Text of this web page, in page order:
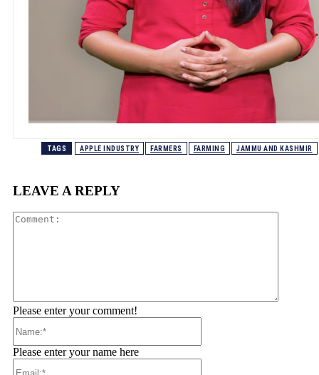
TAGS APPLE INDUSTRY FARMERS FARMING JAMMU AND KASHMIR
LEAVE A REPLY
Please enter your comment!
Please enter your name here